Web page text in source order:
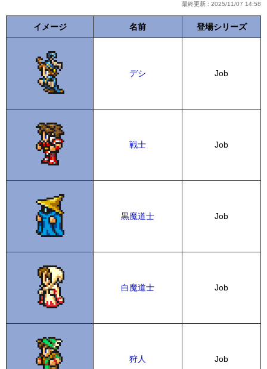
最終更新 : 2025/11/07 14:58
イメージ 名前 登場シリーズ
デシ Job
戦士 Job
黒魔道士 Job
白魔道士 Job
狩人 Job